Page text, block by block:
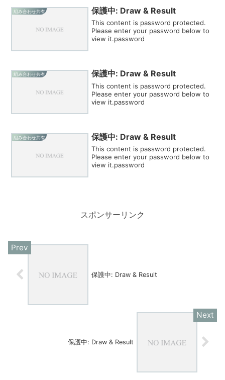
組み合わせ共有 保護中: Draw & Result
This content is password protected.
Please enter your password below to
view it.password
組み合わせ共有 保護中: Draw & Result
This content is password protected.
Please enter your password below to
view it.password
組み合わせ共有 保護中: Draw & Result
This content is password protected.
Please enter your password below to
view it.password
スポンサーリンク
保護中: Draw & Result
保護中: Draw & Result